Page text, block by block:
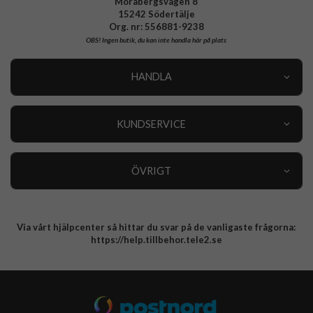
15242 Södertälje
Org. nr: 556881-9238
OBS!Ingen butik, du kan inte handla här på plats
HANDLA
KUNDSERVICE
ÖVRIGT
Integritetspolicy
Via vårt hjälpcenter så hittar du svar på de vanligaste frågorna:
https://help.tillbehor.tele2.se